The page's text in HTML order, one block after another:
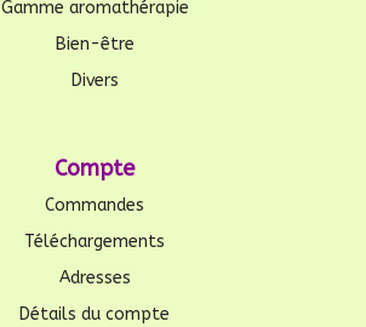
Gamme aromathérapie
Bien-être
Divers
Compte
Commandes
Téléchargements
Adresses
Détails du compte